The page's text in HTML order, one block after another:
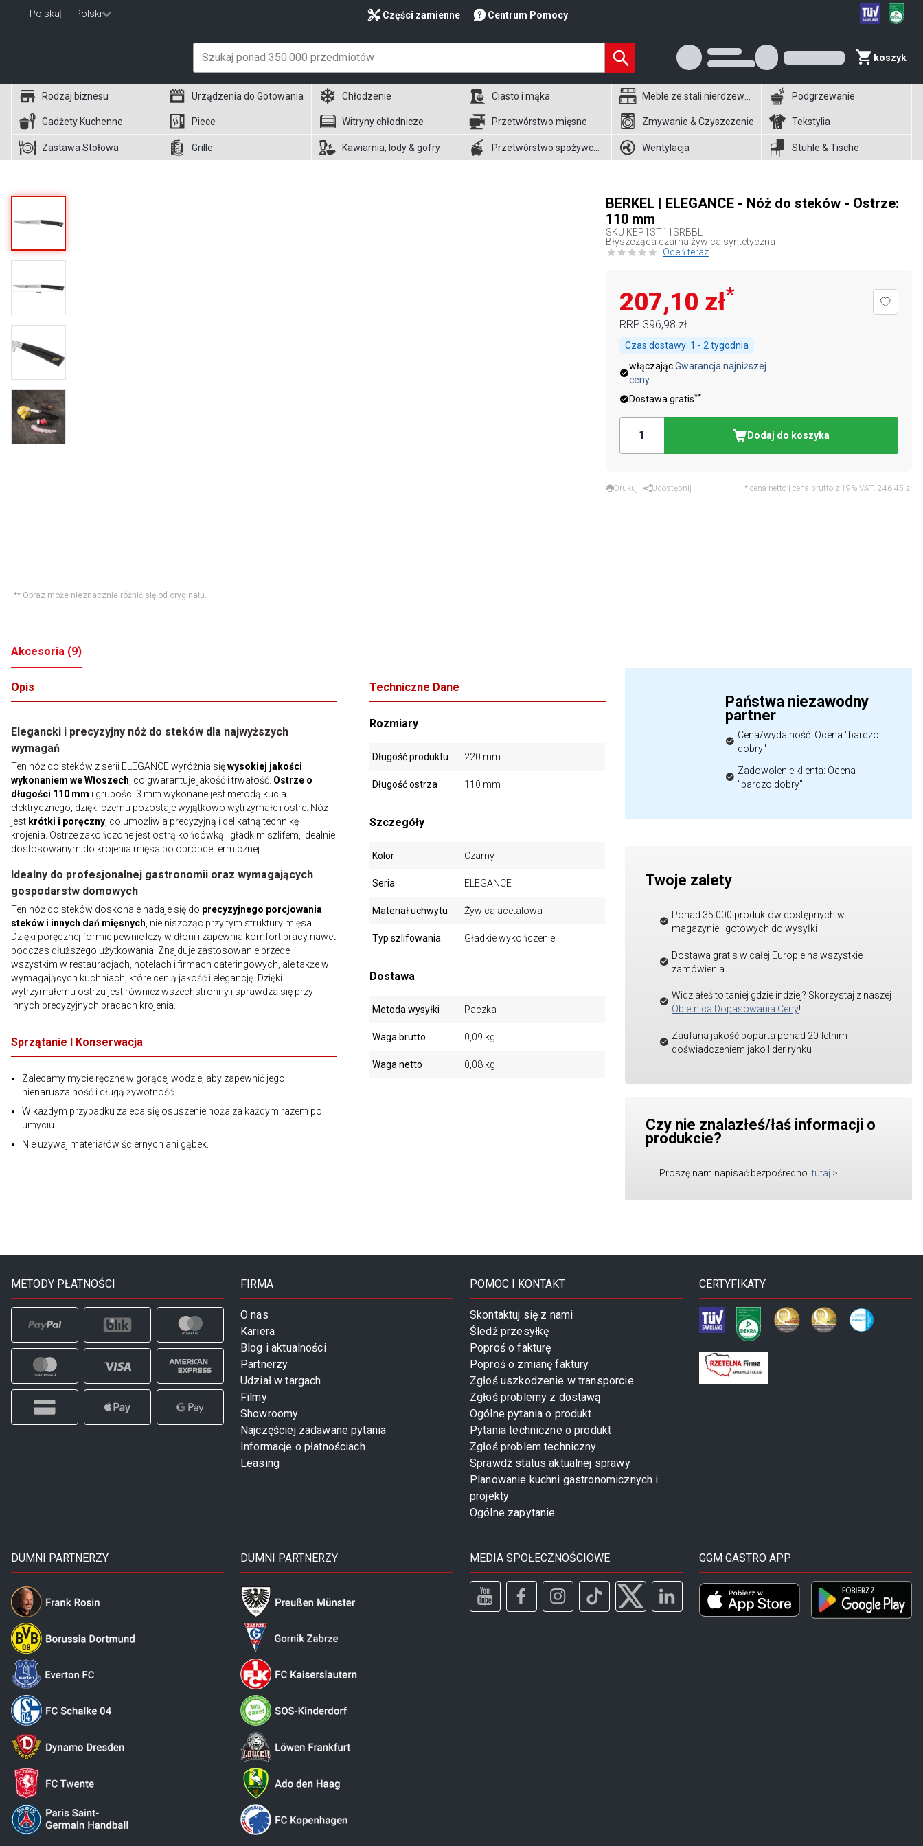
Polska Polski Części zamienne Centrum Pomocy
koszyk
Rodzaj biznesu Urządzenia do Gotowania Chłodzenie Ciasto i mąka Podgrzewanie
Gadżety Kuchenne Piece Witryny chłodnicze Przetwórstwo mięsne Zmywanie & Czyszczenie Tekstylia
Zastawa Stołowa Grille Kawiarnia, lody & gofry Wentylacja Stühle & Tische
** Obraz może nieznacznie różnić się od oryginału.
BERKEL | ELEGANCE - Nóż do steków - Ostrze:
110 mm
SKU KEP1ST11SRBBL
Błyszcząca czarna żywica syntetyczna
Oceń teraz
207,10 zł*
RRP 396,98 zł
Czas dostawy: 1 - 2 tygodnia
włączającGwarancja najniższej
ceny
Dostawa gratis**
Dodaj do koszyka
Drukuj Udostępnij * cena netto | cena brutto z 19% VAT: 246,45 zł
Akcesoria (9)
Opis
Elegancki i precyzyjny nóż do steków dla najwyższych
wymagań
Ten nóż do steków z serii ELEGANCE wyróżnia sięwysokiej jakości
wykonaniem we Włoszech , co gwarantuje jakość i trwałość. Ostrze o
długości 110 mm i grubości 3 mm wykonane jest metodą kucia
elektrycznego, dzięki czemu pozostaje wyjątkowo wytrzymałe i ostre. Nóż
jest krótki i poręczny , co umożliwia precyzyjną i delikatną technikę
krojenia. Ostrze zakończone jest ostrą końcówką i gładkim szlifem, idealnie
dostosowanym do krojenia mięsa po obróbce termicznej.
Idealny do profesjonalnej gastronomii oraz wymagających
gospodarstw domowych
Ten nóż do steków doskonale nadaje się do precyzyjnego porcjowania
steków i innych dań mięsnych , nie niszcząc przy tym struktury mięsa.
Dzięki poręcznej formie pewnie leży w dłoni i zapewnia komfort pracy nawet
podczas dłuższego użytkowania. Znajduje zastosowanie przede
wszystkim w restauracjach, hotelach i firmach cateringowych, ale także w
wymagających kuchniach, które cenią jakość i elegancję. Dzięki
wytrzymałemu ostrzu jest również wszechstronny i sprawdza się przy
innych precyzyjnych pracach krojenia.
Sprzątanie I Konserwacja
Zalecamy mycie ręczne w gorącej wodzie, aby zapewnić jego
nienaruszalność i długą żywotność.
W każdym przypadku zaleca się osuszenie noża za każdym razem po
umyciu.
Nie używaj materiałów ściernych ani gąbek.
Techniczne Dane
Rozmiary
Długość produktu 220 mm
Długość ostrza 110 mm
Szczegóły
Kolor Czarny
Seria ELEGANCE
Materiał uchwytu Żywica acetalowa
Typ szlifowania Gładkie wykończenie
Dostawa
Metoda wysyłki Paczka
Waga brutto 0,09 kg
Waga netto 0,08 kg
Państwa niezawodny
partner
Cena/wydajność: Ocena "bardzo
dobry"
Zadowolenie klienta: Ocena
"bardzo dobry"
Twoje zalety
Ponad 35 000 produktów dostępnych w
magazynie i gotowych do wysyłki
Dostawa gratis w całej Europie na wszystkie
zamówienia
Widziałeś to taniej gdzie indziej? Skorzystaj z naszej
Obietnica Dopasowania Ceny!
Zaufana jakość poparta ponad 20-letnim
doświadczeniem jako lider rynku
Czy nie znalazłeś/łaś informacji o
produkcie?
Proszę nam napisać bezpośredno. tutaj >
METODY PŁATNOŚCI FIRMA
O nas
Kariera
Blog i aktualności
Partnerzy
Udział w targach
Filmy
Showroomy
Najczęściej zadawane pytania
Informacje o płatnościach
Leasing
POMOC I KONTAKT
Skontaktuj się z nami
Śledź przesyłkę
Poproś o fakturę
Poproś o zmianę faktury
Zgłoś uszkodzenie w transporcie
Zgłoś problemy z dostawą
Ogólne pytania o produkt
Pytania techniczne o produkt
Zgłoś problem techniczny
Sprawdź status aktualnej sprawy
Planowanie kuchni gastronomicznych i
projekty
Ogólne zapytanie
CERTYFIKATY
DUMNI PARTNERZY DUMNI PARTNERZY MEDIA SPOŁECZNOŚCIOWE GGM GASTRO APP